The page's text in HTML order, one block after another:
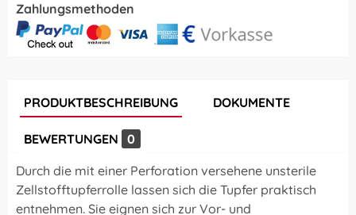
Zahlungsmethoden
PRODUKTBESCHREIBUNG DOKUMENTE
BEWERTUNGEN 0
Durch die mit einer Perforation versehene unsterile
Zellstofftupferrolle lassen sich die Tupfer praktisch
entnehmen. Sie eignen sich zur Vor- und